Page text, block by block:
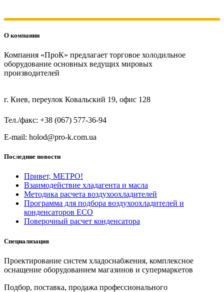
О компании
Компания «ПроК» предлагает торговое холодильное
оборудование основных ведущих мировых
производителей
г. Киев, переулок Ковальский 19, офис 128
Тел./факс: +38 (067) 577-36-94
E-mail: holod@pro-k.com.ua
Последние новости
Привет, МЕТРО!
Взаимодействие хладагента и масла
Методика расчета воздухоохладителей
Программа для подбора воздухоохладителей и
конденсаторов ECO
Поверочный расчет конденсатора
Специализация
Проектирование систем хладоснабжения, комплексное
оснащение оборудованием магазинов и супермаркетов
Подбор, поставка, продажа профессионального